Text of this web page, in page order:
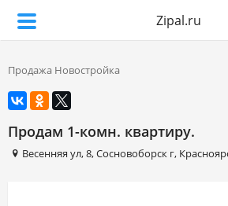
Zipal.ru
Продажа Новостройка
Продам 1-комн. квартиру.
Весенняя ул,8,Сосновоборск г,